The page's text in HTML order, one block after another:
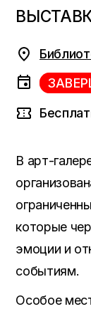
В арт-
которые
эмоции и
событиям.
Особое